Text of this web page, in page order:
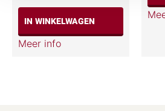
IN WINKELWAGEN
Meer info